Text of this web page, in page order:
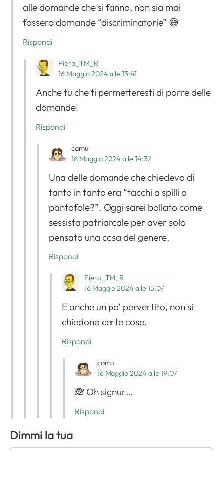
alle domande che si fanno, non sia mai
fossero domande “discriminatorie” 😅
Rispondi
Piero_TM_R
16 Maggio 2024 alle 13:41
Anche tu che ti permetteresti di porre delle
domande!
Rispondi
camu
16 Maggio 2024 alle 14:32
Una delle domande che chiedevo di
tanto in tanto era “tacchi a spilli o
pantofole?”. Oggi sarei bollato come
sessista patriarcale per aver solo
pensato una cosa del genere.
Rispondi
Piero_TM_R
16 Maggio 2024 alle 15:07
E anche un po’ pervertito, non si
chiedono certe cose.
Rispondi
camu
16 Maggio 2024 alle 19:07
🙈 Oh signur…
Rispondi
Dimmi la tua